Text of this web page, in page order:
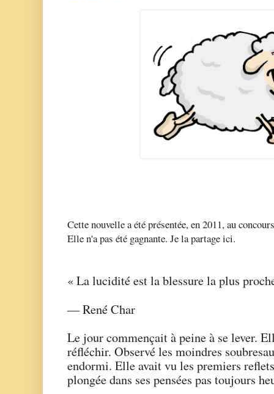
Cette nouvelle a été présentée, en 2011, au
Elle n'a pas été gagnante. Je la partage ici.
« La lucidité est la blessure la plus
— René Char
Le jour commençait à peine à se lever.
réfléchir. Observé les moindres
endormi. Elle avait vu les premiers
plongée dans ses pensées pas toujours